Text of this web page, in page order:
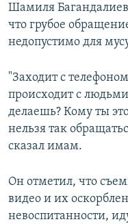
Шамиля
что грубое
недопустимо для
"Заходит с
происходит с
делаешь? Кому ты
нельзя так
сказал имам.
Он отметил, что
видео и их
невоспитанности,